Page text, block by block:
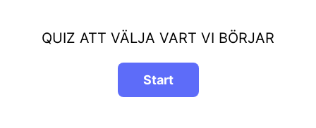
QUIZ ATT VÄLJA VART VI BÖRJAR